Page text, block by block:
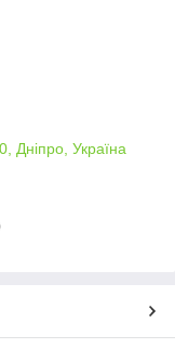
Дніпро, Україна